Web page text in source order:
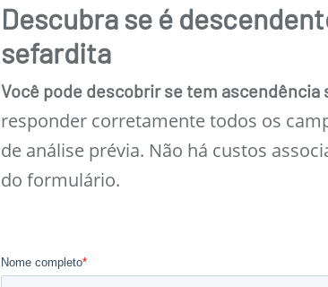
Descubra se é
sefardita
Você pode descobrir se tem ascendência
responder corretamente todos os
de análise prévia. Não há custos
do formulário.